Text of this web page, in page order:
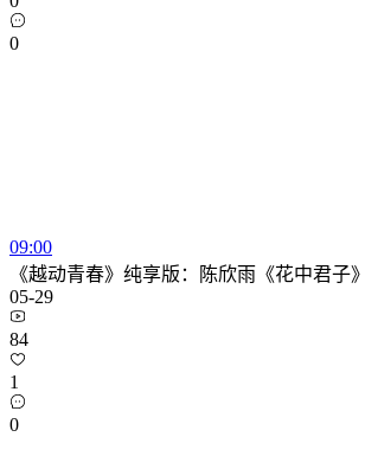
0
09:00
《越动青春》纯享版：陈欣雨《花中君子
05-29
84
1
0